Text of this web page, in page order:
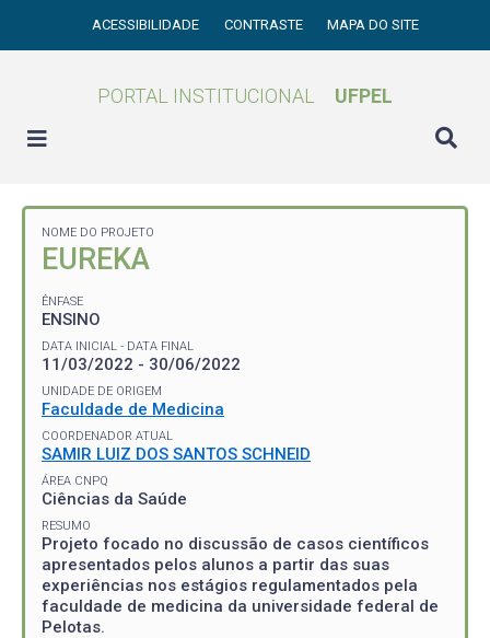
ACESSIBILIDADE CONTRASTE MAPA DO SITE
PORTAL INSTITUCIONAL UFPEL
NOME DO PROJETO
EUREKA
ÊNFASE
ENSINO
DATA INICIAL - DATA FINAL
11/03/2022 - 30/06/2022
UNIDADE DE ORIGEM
Faculdade de Medicina
COORDENADOR ATUAL
SAMIR LUIZ DOS SANTOS SCHNEID
ÁREA CNPQ
Ciências da Saúde
RESUMO
Projeto focado no discussão de casos científicos
apresentados pelos alunos a partir das suas
experiências nos estágios regulamentados pela
faculdade de medicina da universidade federal de
Pelotas.